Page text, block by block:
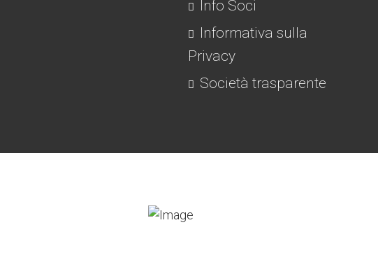
Info Soci
Informativa sulla
Privacy
Società trasparente